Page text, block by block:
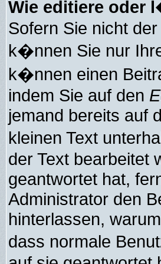
Wie editiere oder
Sofern Sie nicht
k�nnen Sie nur
k�nnen einen
indem Sie auf den
jemand bereits auf
kleinen Text
der Text bearbeitet
geantwortet hat,
Administrator den
hinterlassen,
dass normale